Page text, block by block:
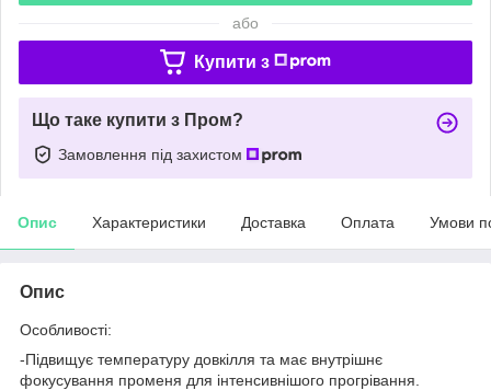
або
Купити з
Що таке купити з Пром?
Замовлення під захистом
Опис Характеристики Доставка Оплата Умови
Опис
Особливості:
-Підвищує температуру довкілля та має внутрішнє
фокусування променя для інтенсивнішого прогрівання.